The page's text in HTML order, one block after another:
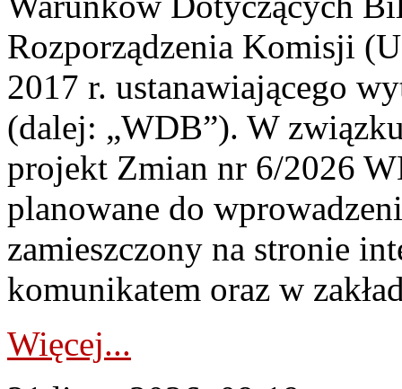
Rozporządzenia Komisji
2017 r. ustanawiającego
(dalej: „WDB”). W
projekt Zmian nr 6/2026
planowane do
zamieszczony na stronie
komunikatem oraz w
Więcej...